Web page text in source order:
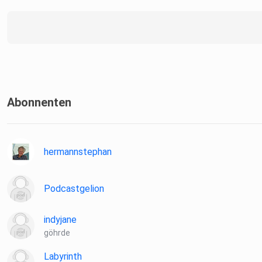
Abonnenten
hermannstephan
Podcastgelion
indyjane
göhrde
Labyrinth